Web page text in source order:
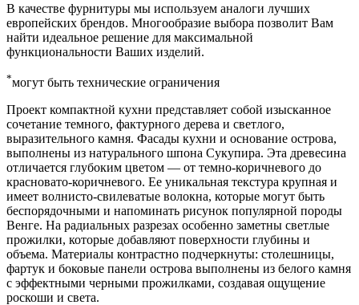
В качестве фурнитуры мы используем аналоги лучших
европейских брендов. Многообразие выбора позволит Вам
найти идеальное решение для максимальной
функциональности Ваших изделий.
*могут быть технические ограничения
Проект компактной кухни представляет собой изысканное
сочетание темного, фактурного дерева и светлого,
выразительного камня. Фасады кухни и основание острова,
выполнены из натурального шпона Сукупира. Эта древесина
отличается глубоким цветом — от темно-коричневого до
красновато-коричневого. Ее уникальная текстура крупная и
имеет волнисто-свилеватые волокна, которые могут быть
беспорядочными и напоминать рисунок популярной породы
Венге. На радиальных разрезах особенно заметны светлые
прожилки, которые добавляют поверхности глубины и
объема. Материалы контрастно подчеркнуты: столешницы,
фартук и боковые панели острова выполнены из белого камня
с эффектными черными прожилками, создавая ощущение
роскоши и света.